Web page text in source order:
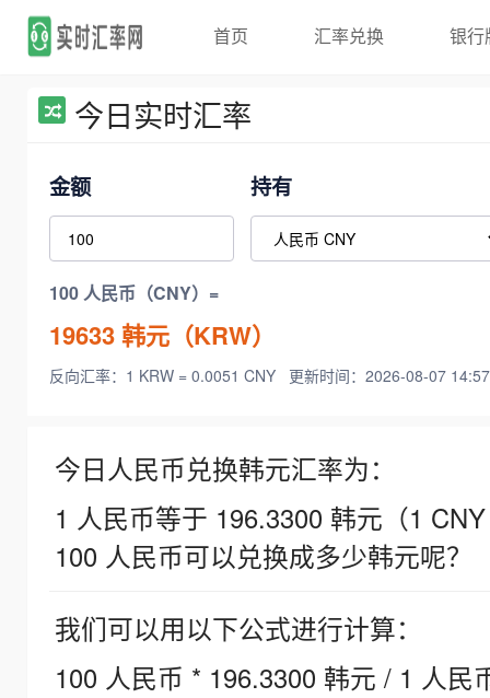
首页 汇率兑换 银行
今日实时汇率
金额 持有
100 人民币（CNY）=
19633韩元（KRW）
反向汇率：1 KRW = 0.0051 CNY 更新时间：2026-08-07
今日人民币兑换韩元汇率为：
1 人民币等于 196.3300 韩元（1
100 人民币可以兑换成多少韩元呢？
我们可以用以下公式进行计算：
100 人民币 * 196.3300 韩元 / 1 人民